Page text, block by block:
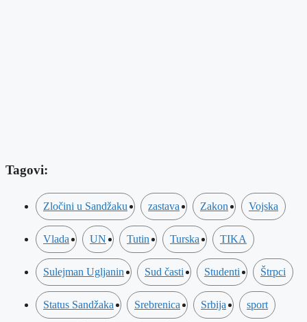
Tagovi:
Zločini u Sandžaku zastava Zakon Vojska
Vlada UN Tutin Turska TIKA
Sulejman Ugljanin Sud časti Studenti Štrpci
Status Sandžaka Srebrenica Srbija sport